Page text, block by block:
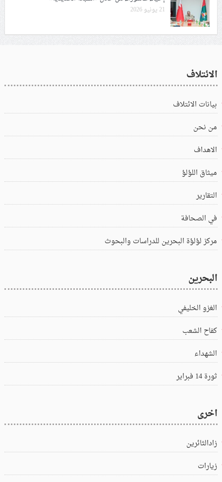
21 يونيو 2026
الائتلاف
بيانات الائتلاف
من نحن
الاهداف
ميثاق اللؤلؤ
التقارير
في الصحافة
مركز لؤلؤة البحرين للدراسات والبحوث
البحرين
الغزو الخليفي
كفاح الشعب
الشهداء
ثورة 14 فبراير
اخرى
زادالثائرين
زيارات